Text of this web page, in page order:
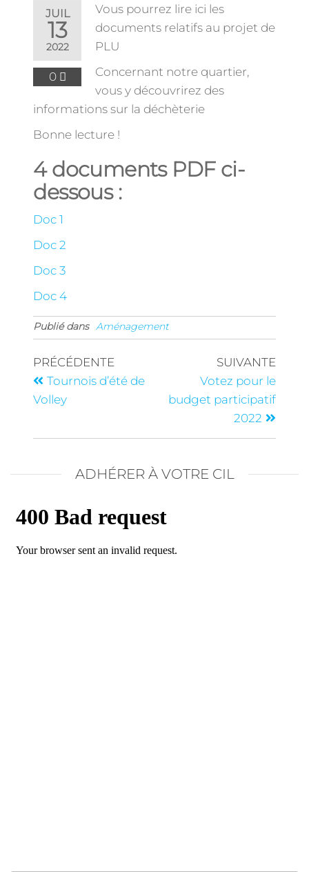
JUIL
13
2022
0
Vous pourrez lire ici les
documents relatifs au projet de
PLU
Concernant notre quartier,
vous y découvrirez des
informations sur la déchèterie
Bonne lecture !
4 documents PDF ci-
dessous :
Doc 1
Doc 2
Doc 3
Doc 4
Publié dans Aménagement
PRÉCÉDENTE
Tournois d’été de
Volley
SUIVANTE
Votez pour le
budget participatif
2022
ADHÉRER À VOTRE CIL